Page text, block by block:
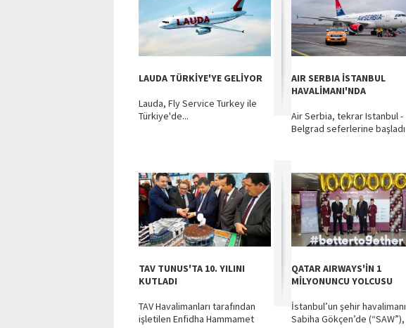
LAUDA TÜRKİYE'YE GELİYOR
Lauda, Fly Service Turkey ile
Türkiye'de...
AIR SERBIA İSTANBUL
HAVALİMANI'NDA
Air Serbia, tekrar Istanbul -
Belgrad seferlerine başladı
TAV TUNUS'TA 10. YILINI
KUTLADI
TAV Havalimanları tarafından
işletilen Enfidha Hammamet
QATAR AIRWAYS'İN 1
MİLYONUNCU YOLCUSU
İstanbul’un şehir havalimanı
Sabiha Gökçen’de (“SAW”),